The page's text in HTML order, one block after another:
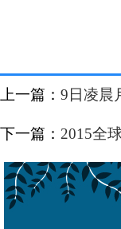
上一篇： 9日凌晨
下一篇： 2015全